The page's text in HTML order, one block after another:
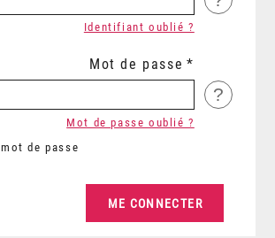
Identifiant oublié ?
Mot de passe
?
mot de passe
Mot de passe oublié ?